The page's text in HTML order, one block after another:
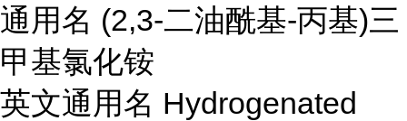
通用名 (2,3-二油酰基-丙基)三
甲基氯化铵
英文通用名 Hydrogenated